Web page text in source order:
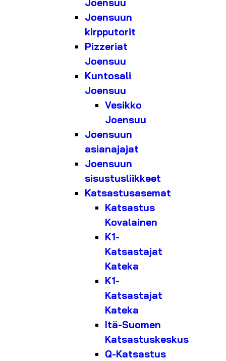
Joensuu
Joensuun
kirpputorit
Pizzeriat
Joensuu
Kuntosali
Joensuu
Vesikko
Joensuu
Joensuun
asianajajat
Joensuun
sisustusliikkeet
Katsastusasemat
Katsastus
Kovalainen
K1-
Katsastajat
Kateka
K1-
Katsastajat
Kateka
Itä-Suomen
Katsastuskeskus
Q-Katsastus